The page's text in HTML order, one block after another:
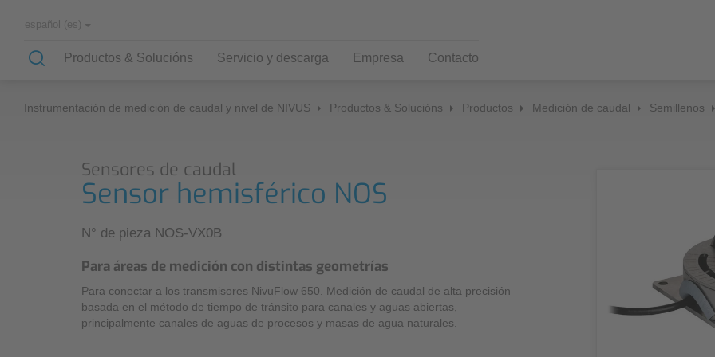
español (es)
Productos & Solucións
Aplicaciones
Nuestra selección de aplicaciones
Redes de canales
Industria
Productos
Medición de nivel
Medición de nivel sin contacto
Servicio y descarga
Conocimiento
Know-How
Servicio al cliente
Empresa
Empresa
Socios y asociaciones
Historia
Noticias y prensa
Contacto
Oficina central
Personal administrativo
Formulario de contacto de
NIVUS
Instrumentación de medición de caudal y nivel de NIVUS Productos & Solucións Productos Medición de caudal Semillenos
Sensores de caudal
Sensor hemisférico NOS
N° de pieza NOS-VX0B
Para áreas de medición con distintas geometrías
Para conectar a los transmisores NivuFlow 650. Medición de caudal de alta precisión
basada en el método de tiempo de tránsito para canales y aguas abiertas,
principalmente canales de aguas de procesos y masas de agua naturales.